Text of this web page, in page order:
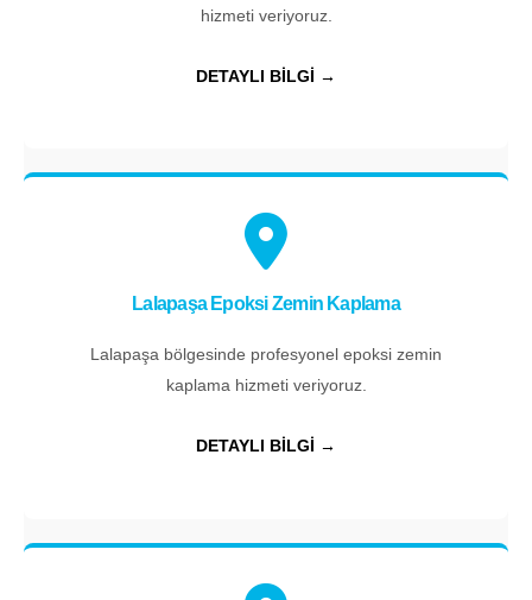
hizmeti veriyoruz.
DETAYLI BİLGİ →
Lalapaşa Epoksi Zemin Kaplama
Lalapaşa bölgesinde profesyonel epoksi zemin
kaplama hizmeti veriyoruz.
DETAYLI BİLGİ →